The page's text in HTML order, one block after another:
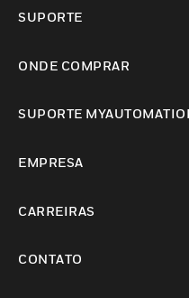
SUPORTE
ONDE COMPRAR
SUPORTE
EMPRESA
CARREIRAS
CONTATO